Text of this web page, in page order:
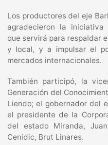
Los productores del eje
agradecieron la iniciativa
que servirá para respaldar
y local, y a impulsar el
mercados internacionales.
También participó, la
Generación del
Liendo; el gobernador del
el presidente de la
del estado Miranda,
Cenidic, Brut Linares.